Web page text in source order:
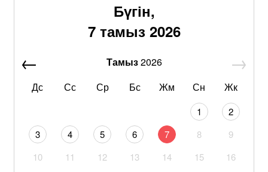
Бүгін,
7 тамыз 2026
Тамыз2026
Дс
Сс Ср Бс Жм Сн Жк
1
2
3
4 5 6 7 8
9
10
11 12 13 14 15
16